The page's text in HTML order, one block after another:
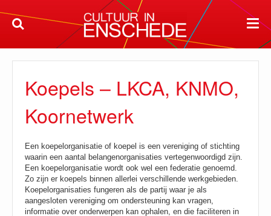
Koepels – LKCA, KNMO,
Koornetwerk
Een koepelorganisatie of koepel is een vereniging of stichting
waarin een aantal belangenorganisaties vertegenwoordigd zijn.
Een koepelorganisatie wordt ook wel een federatie genoemd.
Zo zijn er koepels binnen allerlei verschillende werkgebieden.
Koepelorganisaties fungeren als de partij waar je als
aangesloten vereniging om ondersteuning kan vragen,
informatie over onderwerpen kan ophalen, en die faciliteren in